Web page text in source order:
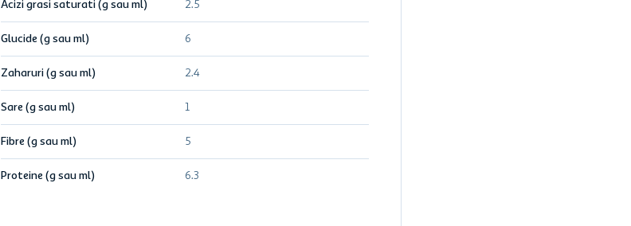
Acizi grasi saturati (g sau ml) 2.5
Glucide (g sau ml) 6
Zaharuri (g sau ml) 2.4
Sare (g sau ml) 1
Fibre (g sau ml) 5
Proteine (g sau ml) 6.3